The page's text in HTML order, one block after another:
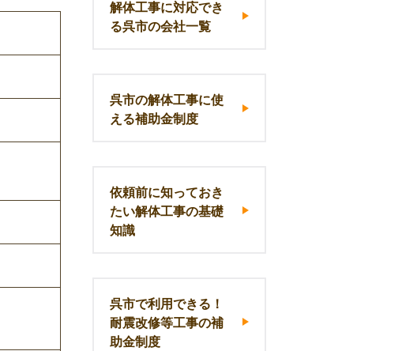
解体工事に対応でき
る呉市の会社一覧
呉市の解体工事に使
える補助金制度
依頼前に知っておき
たい解体工事の基礎
知識
呉市で利用できる！
耐震改修等工事の補
助金制度